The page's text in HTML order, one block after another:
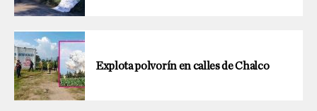
Explota polvorín en calles de Chalco